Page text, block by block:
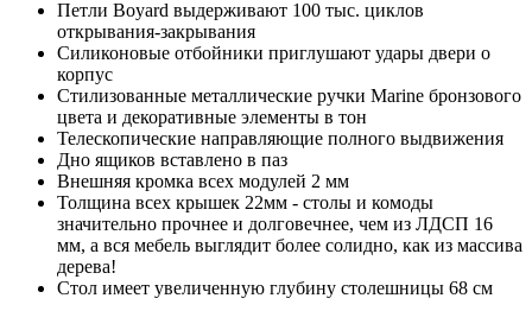
Петли Boyard выдерживают 100 тыс. циклов
открывания-закрывания
Силиконовые отбойники приглушают удары двери о
корпус
Стилизованные металлические ручки Marine бронзового
цвета и декоративные элементы в тон
Телескопические направляющие полного выдвижения
Дно ящиков вставлено в паз
Внешняя кромка всех модулей 2 мм
Толщина всех крышек 22мм - столы и комоды
значительно прочнее и долговечнее, чем из ЛДСП 16
мм, а вся мебель выглядит более солидно, как из массива
дерева!
Стол имеет увеличенную глубину столешницы 68 см